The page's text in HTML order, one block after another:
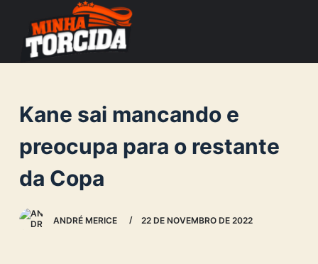
o
n
e
Kane sai mancando e
preocupa para o restante
da Copa
ANDRÉ MERICE 22 DE NOVEMBRO DE 2022